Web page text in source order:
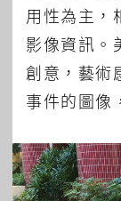
用性為主，
影像資訊。
創意，藝術
事件的圖像